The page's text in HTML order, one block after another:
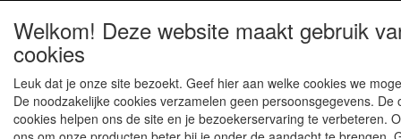
Welkom! Deze website maakt gebruik
cookies
Leuk dat je onze site bezoekt. Geef hier aan welke cookies we
De noodzakelijke cookies verzamelen geen persoonsgegevens. De
cookies helpen ons de site en je bezoekerservaring te verbeteren.